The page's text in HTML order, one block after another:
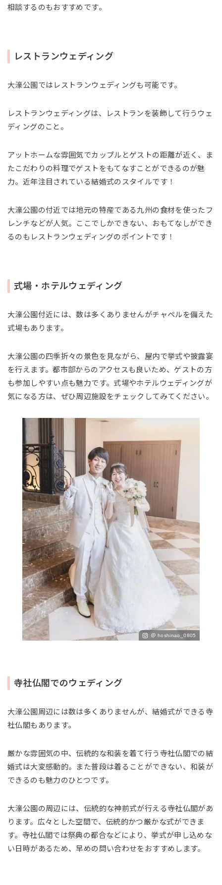
相談するのもおすすめです。
レストランウェディング
大濠公園ではレストランウェディングも可能です。
レストランウェディングは、レストランを装飾して行うウェ
ディングのこと。
アットホームな雰囲気でカップルとゲストの距離が近く、ま
たこだわりの料理でゲストをもてなすことができるのが魅
力。近年注目されている結婚式のスタイルです！
大濠公園の付近では地元の特産である九州の食材を使ったフ
レンチなどが人気。ここでしかできない、おもてなしができ
るのもレストランウェディングのポイントです！
式場・ホテルウェディング
大濠公園付近には、数は多くありませんがチャペルを備えた
式場もあります。
大濠公園の四季折々の景色を見ながら、屋内で挙式や披露宴
を行えます。都市部からのアクセスも良いため、ゲストの方
も参加しやすい点も魅力です。式場やホテルウェディングが
気になる方は、ぜひ周辺施設をチェックしてみてください。
＠ hoshinao_0805
寺社仏閣でのウェディング
大濠公園周辺には数は多くありませんが、結婚式ができる寺
社仏閣もあります。
厳かな雰囲気の中、伝統的な和装を着て行う寺社仏閣での結
婚式は大変感動的。また普段は着ることができない、和装が
できるのも魅力のひとつです。
大濠公園の周辺には、伝統的な神前式が行える寺社仏閣があ
ります。広々とした空間で、伝統的かつ厳かな式ができま
す。寺社仏閣では祭典の都合などにより、挙式が申し込めな
い日時があるため、早めの問い合わせをおすすめします。